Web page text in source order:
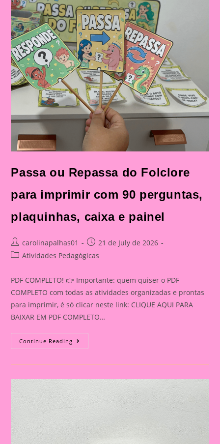
Passa ou Repassa do Folclore
para imprimir com 90 perguntas,
plaquinhas, caixa e painel
Post
author:
carolinapalhas01
Post
published:
21 de July de 2026
PostAtividades Pedagógicas
PDF COMPLETO! 👉 Importante: quem quiser o PDF
COMPLETO com todas as atividades organizadas e prontas
para imprimir, é só clicar neste link: CLIQUE AQUI PARA
BAIXAR EM PDF COMPLETO…
Continue Reading Passa
Ou
Do
Imprimir
Com
90
Perguntas,
Plaquinhas,
Caixa
E
Painel